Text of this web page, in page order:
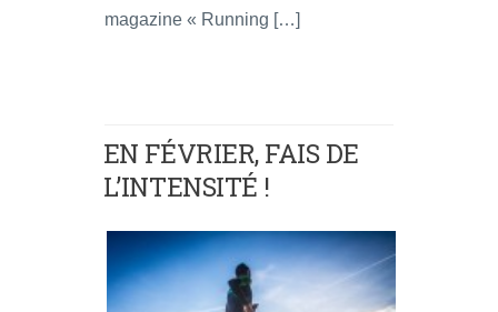
magazine « Running […]
EN FÉVRIER, FAIS DE
L’INTENSITÉ !